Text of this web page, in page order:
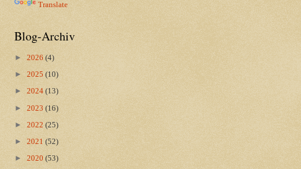
Translate
Blog-Archiv
► 2026 (4)
► 2025 (10)
► 2024 (13)
► 2023 (16)
► 2022 (25)
► 2021 (52)
► 2020 (53)